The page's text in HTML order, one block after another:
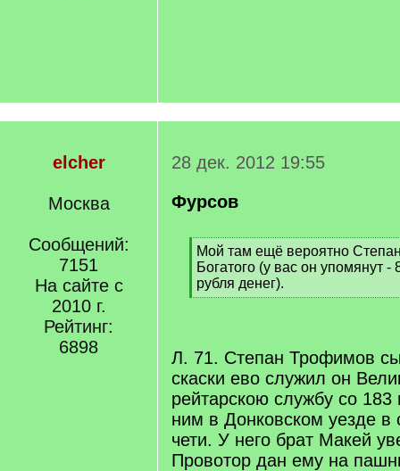
elcher
Москва
Сообщений:
7151
На сайте с
2010 г.
Рейтинг:
6898
28 дек. 2012 19:55
Фурсов
[
q
]
Мой там ещё вероятно
Богатого (у вас он упомянут -
рубля денег).
[
Л. 71. Степан Трофимов
скаски ево служил он
рейтарскою службу со 183
ним в Донковском уезде в
чети. У него брат Макей
Провотор дан ему на